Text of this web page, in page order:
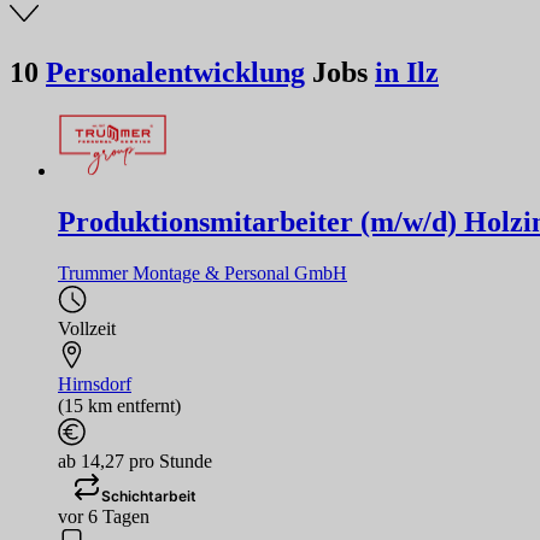
10 Personalentwicklung Jobs in Ilz
Produktionsmitarbeiter (m/w/d)
Trummer Montage & Personal GmbH
Vollzeit
Hirnsdorf
(15 km entfernt)
ab 14,27 pro Stunde
Schichtarbeit
vor 6 Tagen